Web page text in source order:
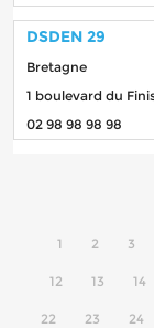
DSDEN 29
Bretagne
1 boulevard du
02 98 98 98 98
1 2 3
12 13 14
22 23 24